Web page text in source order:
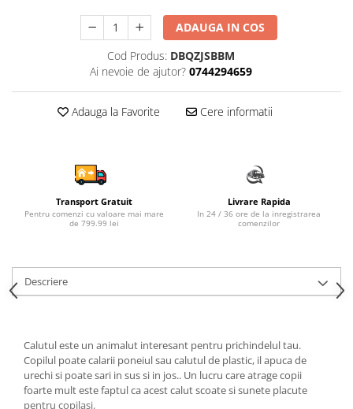
Creme si lotiuni de corp copii
Olite si reductoare WC
Sampon si balsam copii
Sapun & Gel de dus copii
Ulei de corp copii
Arme de jucarie
Ateliere si bancuri de lucru
Bucatarii copii
Casute de papusi si mobilier
Cuburi si caramizi
Figurine
Frumusete, bijuterii si accesorii
fetite
ADAUGA IN COS
Cod Produs: DBQZJSBBM
Ai nevoie de ajutor? 0744294659
Adauga la Favorite Cere informatii
Transport Gratuit
Pentru comenzi cu valoare mai mare
de 799.99 lei
Livrare Rapida
In 24 / 36 ore de la inregistrarea
comenzilor
Descriere
Calutul este un animalut interesant pentru prichindelul tau.
Copilul poate calarii poneiul sau calutul de plastic, il apuca de
urechi si poate sari in sus si in jos.. Un lucru care atrage copii
foarte mult este faptul ca acest calut scoate si sunete placute
pentru copilasi.